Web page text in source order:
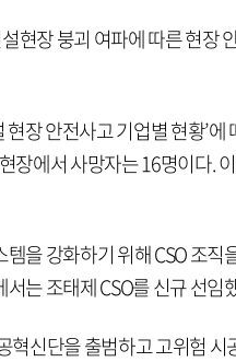
현장 붕괴 여파에 따른 현장
장 안전사고 기업별 현황’
에서 사망자는 16명이다.
을 강화하기 위해 CSO 조직
는 조태제 CSO를 신규 선임
신단을 출범하고 고위험 시